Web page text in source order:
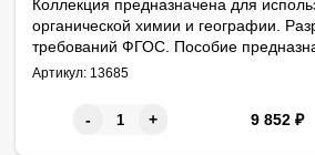
Коллекция предназначена для
органической химии и географии.
требований ФГОС. Пособие
демонстрации и подготовки к
В состав коллекции входят
Интерактивное приложение
Габаритные размеры в упаковке
Комплектность: образцы (15 видов)
Артикул: 13685
- + 9 852 ₽